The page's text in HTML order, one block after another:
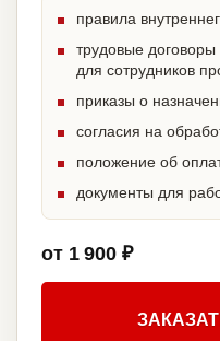
правила
трудовые
для сотрудников
приказы о
согласия на
положение об
документы для
от 1 900 ₽